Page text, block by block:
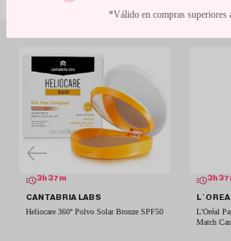
3 h 37 m
CANTABRIA LABS
Heliocare 360º Polvo Solar Bronze SPF50
3 h 37
L'Oréal
Match
*Válido en compras superiores